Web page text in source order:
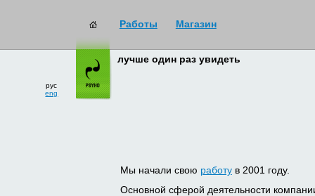
Работы Магазин
рус
eng
лучше один раз увидеть
Мы начали свою работув 2001 году.
Основной сферой деятельности